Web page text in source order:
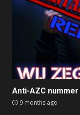
Anti-AZC
9 months ago